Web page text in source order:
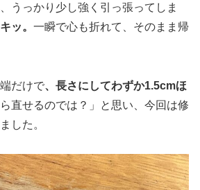
うっかり少し強く引っ張ってしま
ッ。 一瞬で心も折れて、そのまま帰
だけで、長さにしてわずか1.5cmほ
直せるのでは？」と思い、今回は修
した。